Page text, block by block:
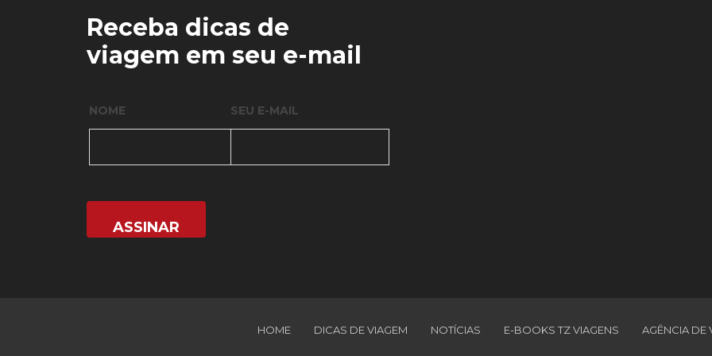
Receba dicas de
viagem em seu e-mail
NOME SEU E-MAIL
HOME DICAS DE VIAGEM NOTÍCIAS E-BOOKS TZ VIAGENS AGÊNCIA DE